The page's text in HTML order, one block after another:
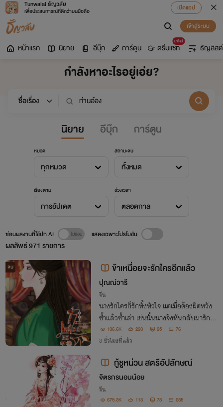
Tunwalai ธัญวลัย
เพื่อประสบการณ์ที่ดีกว่าบนมือถือ
เปิดแอป
เข้าสู่ระบบ
หน้าแรก นิยาย อีบุ๊ก การ์ตูน
มาใหม่
ดรีมแชท ธัญลิสต์
กำลังหาอะไรอยู่เอ่ย?
นิยาย อีบุ๊ก การ์ตูน
หมวด
ทุกหมวด
สถานะจบ
ทั้งหมด
เรียงตาม
การอัปเดต
ช่วงเวลา
ตลอดกาล
ผลลัพธ์971 รายการ
ซ่อนผลงานที่ใช้ปก AI แสดงเฉพาะโปรโมชัน
จบ ข้าเหนื่อยจะรักใครอีกแล้ว
ปุณณ์วารี
จีน
นางรักใครก็รักทั้งหัวใจ แต่เมื่อต้องผิดหวัง
ซ้ำแล้วซ้ำเล่า เช่นนั้นนางจึงหันกลับมารักตัว
เองเสียจะดีกว่า
136.6K 223 25 76
3 ชั่วโมงที่แล้ว
กู้ชูหน่วน สตรีอัปลักษณ์
จิตรกรนอนน้อย
จีน
675.3K 113 78 685